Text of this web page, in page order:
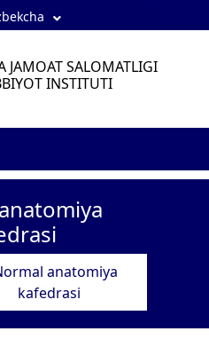
JAMOAT SALOMATLIGI
INSTITUTI
anatomiya
kafedrasi